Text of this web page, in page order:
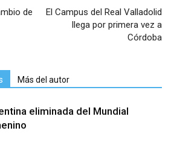
de
El Campus del Real Valladolid
llega por primera vez a
Córdoba
Más del autor
eliminada del Mundial